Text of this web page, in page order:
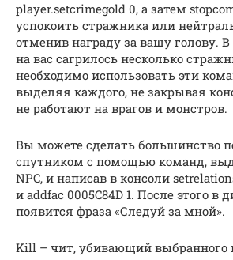
player.setcrimegold 0, а затем
успокоить стражника или
отменив награду за вашу голову.
на вас сагрилось несколько
необходимо использовать эти
выделяя каждого, не закрывая
не работают на врагов и монстров.
Вы можете сделать большинство
спутником с помощью команд,
NPC, и написав в консоли
и addfac 0005C84D 1. После этого в
появится фраза «Следуй за мной».
Kill – чит, убивающий выбранного